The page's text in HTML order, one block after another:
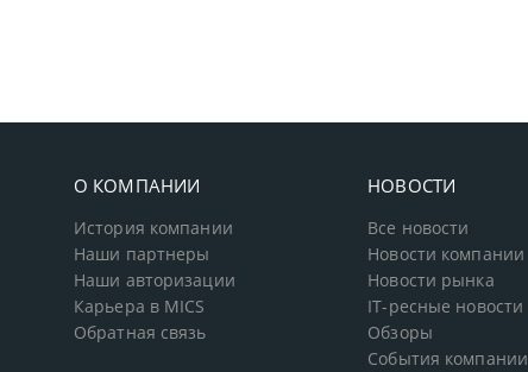
О КОМПАНИИ
История компании
Наши партнеры
Наши авторизации
Карьера в MICS
Обратная связь
НОВОСТИ
Все новости
Новости компании
Новости рынка
IT-ресные новости
Обзоры
События компании